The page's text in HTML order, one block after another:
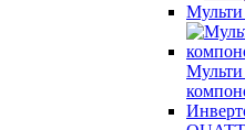
Мульти